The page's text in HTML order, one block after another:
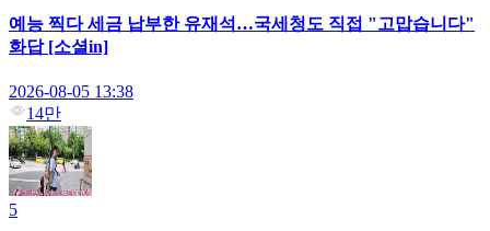
예능 찍다 세금 납부한 유재석…국세청도 직접 "고맙습니다"
화답 [소셜in]
2026-08-05 13:38
14만
5